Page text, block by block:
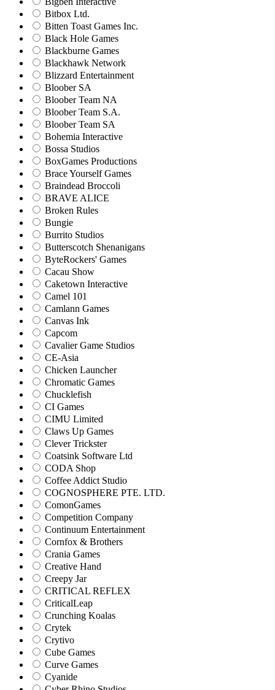
Bitbox Ltd.
Bitten Toast Games Inc.
Black Hole Games
Blackburne Games
Blackhawk Network
Blizzard Entertainment
Bloober SA
Bloober Team NA
Bloober Team S.A.
Bloober Team SA
Bohemia Interactive
Bossa Studios
BoxGames Productions
Brace Yourself Games
Braindead Broccoli
BRAVE ALICE
Broken Rules
Bungie
Burrito Studios
Butterscotch Shenanigans
ByteRockers' Games
Cacau Show
Caketown Interactive
Camel 101
Camlann Games
Canvas Ink
Capcom
Cavalier Game Studios
CE-Asia
Chicken Launcher
Chromatic Games
Chucklefish
CI Games
CIMU Limited
Claws Up Games
Clever Trickster
Coatsink Software Ltd
CODA Shop
Coffee Addict Studio
COGNOSPHERE PTE. LTD.
ComonGames
Competition Company
Continuum Entertainment
Cornfox & Brothers
Crania Games
Creative Hand
Creepy Jar
CRITICAL REFLEX
CriticalLeap
Crunching Koalas
Crytek
Crytivo
Cube Games
Curve Games
Cyanide